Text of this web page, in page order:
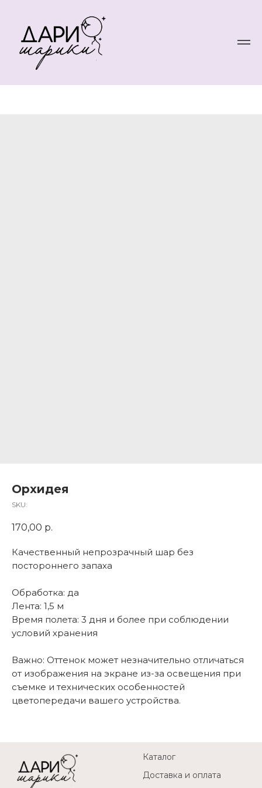
Орхидея
SKU:
170,00 р.
Качественный непрозрачный шар без
постороннего запаха
Обработка: да
Лента: 1,5 м
Время полета: 3 дня и более при соблюдении
условий хранения
Важно: Оттенок может незначительно отличаться
от изображения на экране из-за освещения при
съемке и технических особенностей
цветопередачи вашего устройства.
Каталог
Доставка и оплата